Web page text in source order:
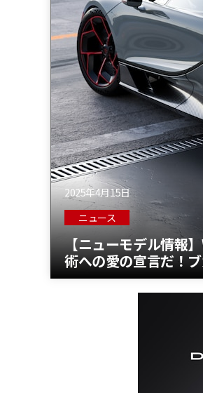
2025年4月15日
ニュース
【ニューモデル情報
術への愛の宣言だ！